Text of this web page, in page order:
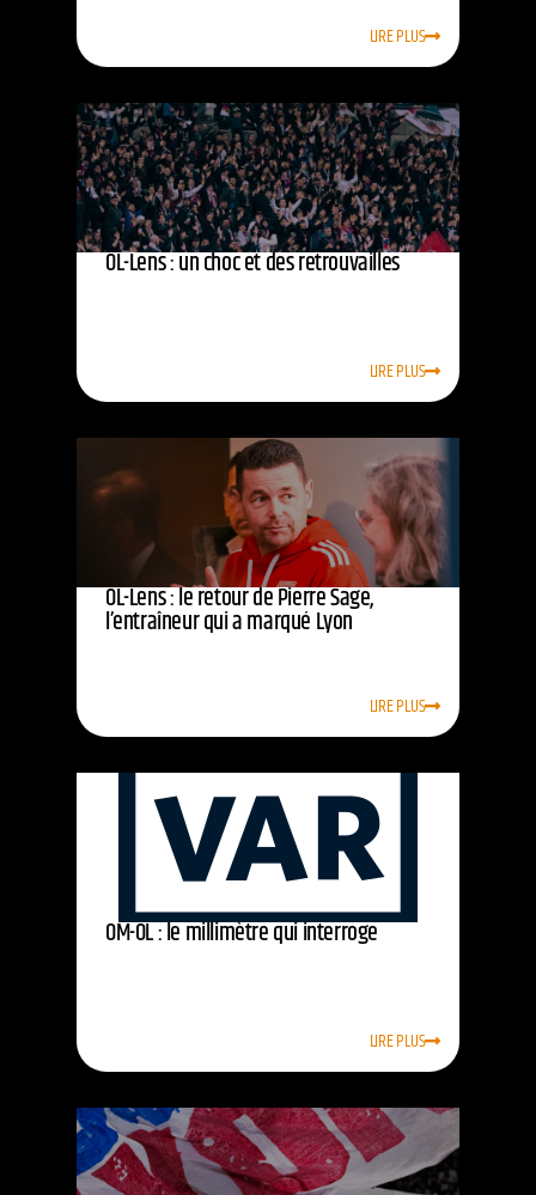
LIRE PLUS
OL-Lens : un choc et des retrouvailles
LIRE PLUS
OL-Lens : le retour de Pierre Sage,
l’entraîneur qui a marqué Lyon
LIRE PLUS
OM-OL : le millimètre qui interroge
LIRE PLUS